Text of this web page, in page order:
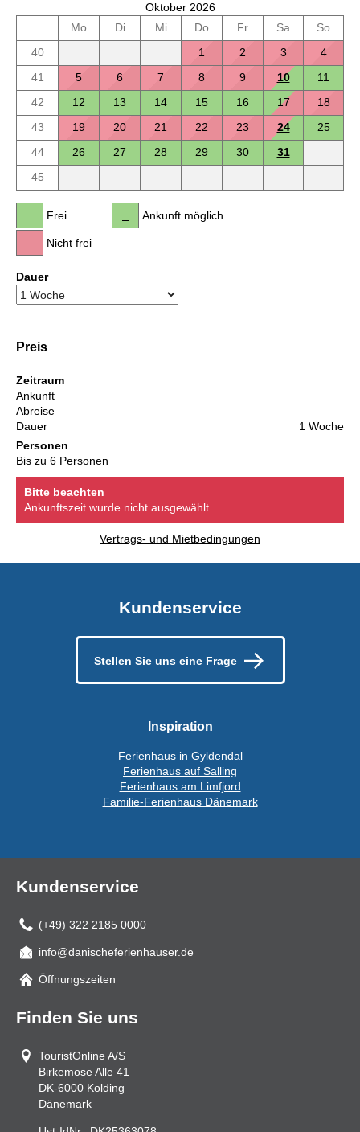
Oktober 2026
Mo
Di Mi Do Fr Sa
So
40
1 2 3
4
41
5 6 7 8 9 10
11
42
12 13 14 15 16 17
18
43
19 20 21 22 23 24
25
44
26 27 28 29 30
31
45
Frei
Nicht frei
Ankunft möglich
Dauer
Preis
Zeitraum
Ankunft
Abreise
Dauer
1 Woche
Personen
Bis zu 6 Personen
Bitte beachten
Ankunftszeit wurde nicht ausgewählt.
Vertrags- und Mietbedingungen
Kundenservice
Stellen Sie uns eine Frage
Inspiration
Ferienhaus in Gyldendal
Ferienhaus auf Salling
Ferienhaus am Limfjord
Familie-Ferienhaus Dänemark
Kundenservice
(+49) 322 2185 0000
Mail
info@danischeferienhauser.de
Öffnungszeiten
Finden Sie uns
TouristOnline A/S
Birkemose Alle 41
DK-6000 Kolding
Dänemark